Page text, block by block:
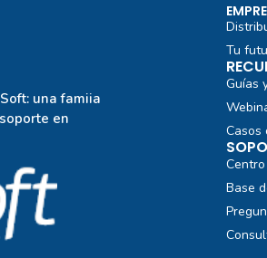
una famiia
en
Tu
Guías
Casos
Base